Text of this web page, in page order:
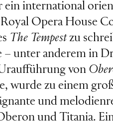
ein international
Opera House
The Tempestzu
– unter anderem in
von
wurde zu einem
und
und Titania.